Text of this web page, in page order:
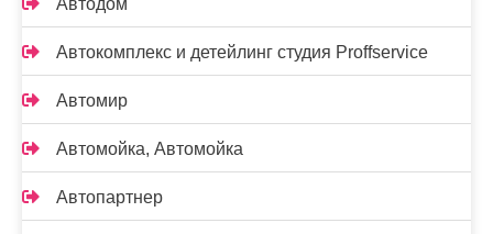
Автокомплекс и детейлинг студия Proffservice
Автомир
Автомойка, Автомойка
Автопартнер